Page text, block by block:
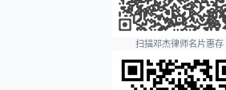
扫描邓杰律师名片惠存